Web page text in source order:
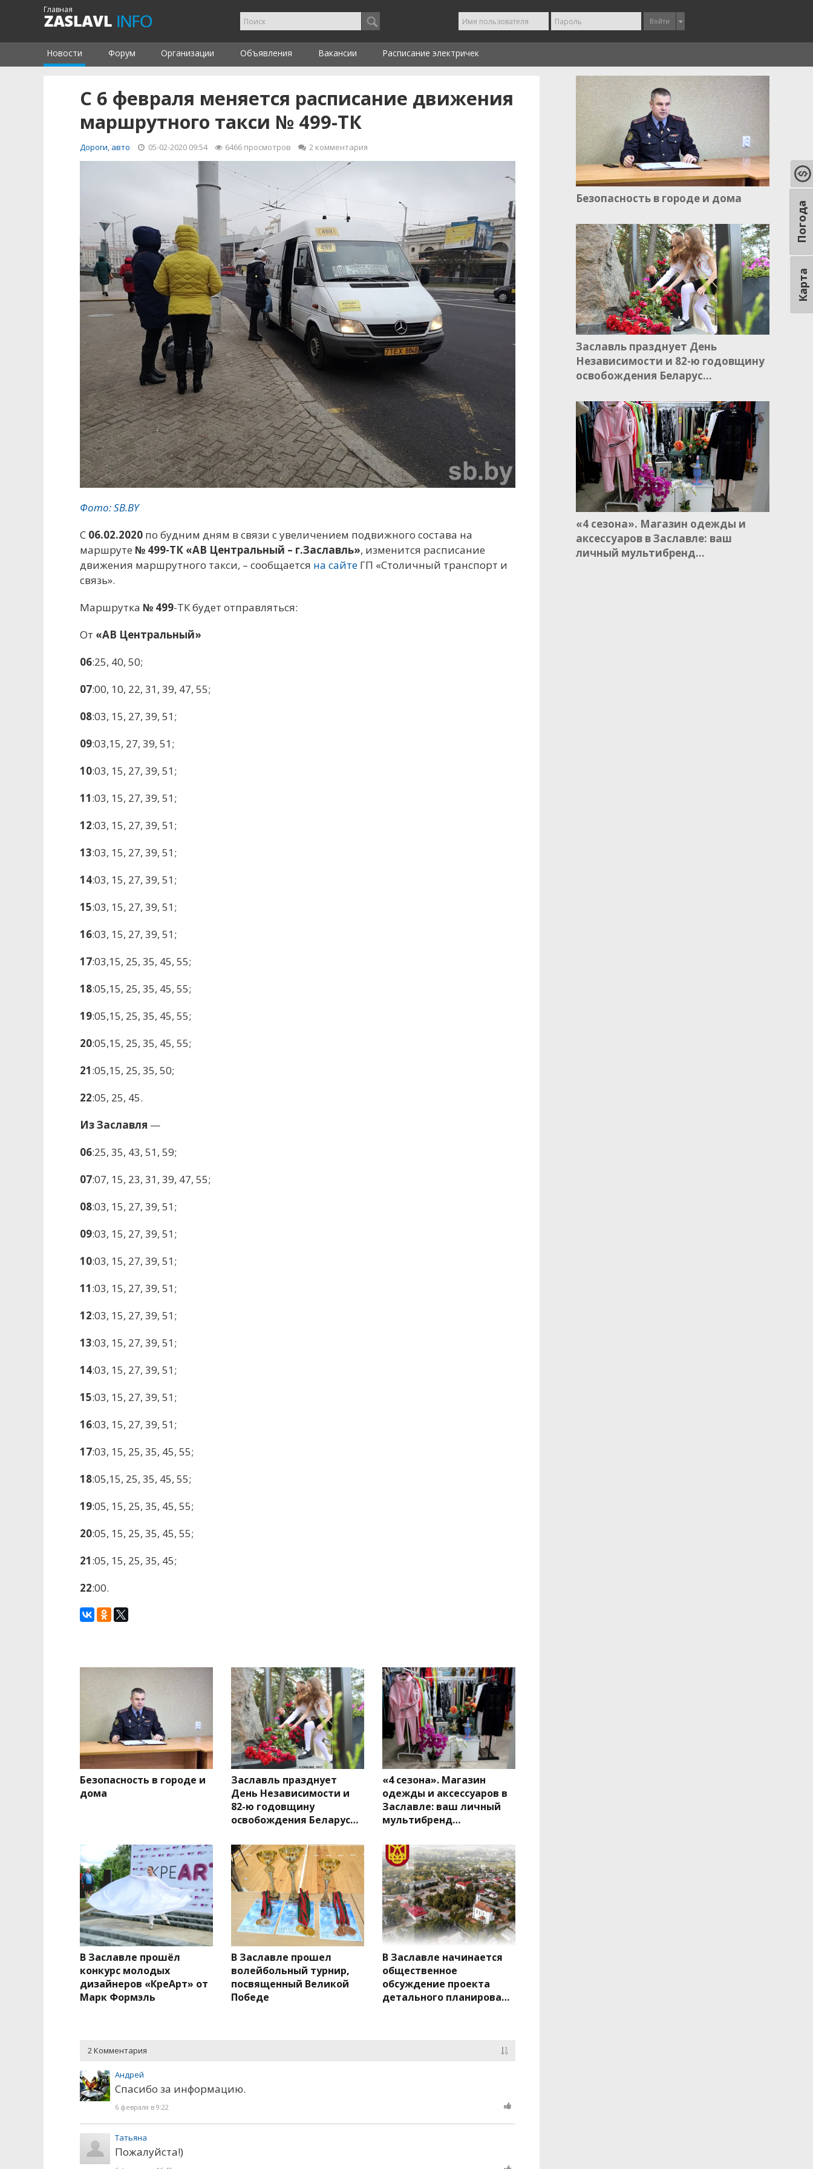
Главная
Войти
Новости Форум Организации Объявления Вакансии Расписание электричек
С 6 февраля меняется расписание движения
маршрутного такси № 499-ТК
Дороги, авто 05-02-2020 09:54 6466 просмотров 2 комментария
Фото: SB.BY
С 06.02.2020 по будним дням в связи с увеличением подвижного состава на
маршруте № 499-ТК «АВ Центральный – г.Заславль», изменится расписание
движения маршрутного такси, – сообщается на сайте ГП «Столичный транспорт и
связь».
Маршрутка № 499-ТК будет отправляться:
От «АВ Центральный»
06:25, 40, 50;
07:00, 10, 22, 31, 39, 47, 55;
08:03, 15, 27, 39, 51;
09:03,15, 27, 39, 51;
10:03, 15, 27, 39, 51;
11:03, 15, 27, 39, 51;
12:03, 15, 27, 39, 51;
13:03, 15, 27, 39, 51;
14:03, 15, 27, 39, 51;
15:03, 15, 27, 39, 51;
16:03, 15, 27, 39, 51;
17:03,15, 25, 35, 45, 55;
18:05,15, 25, 35, 45, 55;
19:05,15, 25, 35, 45, 55;
20:05,15, 25, 35, 45, 55;
21:05,15, 25, 35, 50;
22:05, 25, 45.
Из Заславля —
06:25, 35, 43, 51, 59;
07:07, 15, 23, 31, 39, 47, 55;
08:03, 15, 27, 39, 51;
09:03, 15, 27, 39, 51;
10:03, 15, 27, 39, 51;
11:03, 15, 27, 39, 51;
12:03, 15, 27, 39, 51;
13:03, 15, 27, 39, 51;
14:03, 15, 27, 39, 51;
15:03, 15, 27, 39, 51;
16:03, 15, 27, 39, 51;
17:03, 15, 25, 35, 45, 55;
18:05,15, 25, 35, 45, 55;
19:05, 15, 25, 35, 45, 55;
20:05, 15, 25, 35, 45, 55;
21:05, 15, 25, 35, 45;
22:00.
Безопасность в городе и
дома
Заславль празднует
День Независимости и
82-ю годовщину
освобождения Беларус…
«4 сезона». Магазин
одежды и аксессуаров в
Заславле: ваш личный
мультибренд…
В Заславле прошёл
конкурс молодых
дизайнеров «КреАрт» от
Марк Формэль
В Заславле прошел
волейбольный турнир,
посвященный Великой
Победе
В Заславле начинается
общественное
обсуждение проекта
детального планирован…
2 Комментария
Андрей
Спасибо за информацию.
6 февраля в 9:22
Татьяна
Пожалуйста!)
Безопасность в городе и дома
Заславль празднует День
Независимости и 82-ю годовщину
освобождения Беларус…
«4 сезона». Магазин одежды и
аксессуаров в Заславле: ваш
личный мультибренд…
Карта
Погода